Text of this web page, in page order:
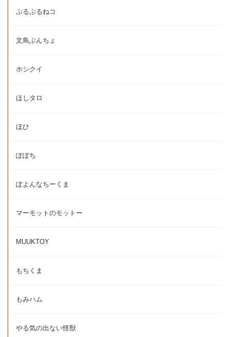
ぷるぷるねコ
文鳥ぶんちょ
ホシクイ
ほしタロ
ほひ
ぽぽち
ぽよんなちーくま
マーモットのモットー
MUUKTOY
もちくま
もみハム
やる気の出ない怪獣